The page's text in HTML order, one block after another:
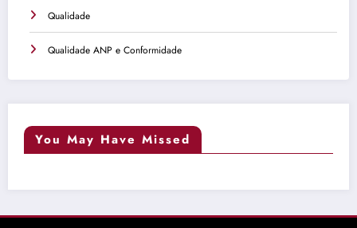
Qualidade
Qualidade ANP e Conformidade
You May Have Missed